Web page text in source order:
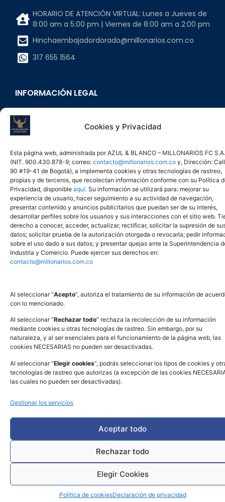
Cookies y Privacidad
Esta página web, administrada por AZUL & BLANCO – MILLONARIOS FC S.A.
(NIT. 900.430.878-9; correo: contacto@millonarios.com.co y, Dirección:
90 #19-41 de Bogotá), a implementa cookies y otras tecnologías de rastreo,
propias y de terceros, que recolectan información conforme con su Política
Privacidad, disponible aquí. Su información se utilizará para: mejorar su
experiencia de usuario, hacer seguimiento a su actividad de navegación,
presentar contenido y anuncios publicitarios que puedan ser de su interés,
desarrollar perfiles sobre los usuarios y sus interacciones con el sitio web.
derecho a conocer, acceder, actualizar, rectificar, solicitar la supresión de
datos; solicitar prueba de la autorización otorgada o revocarla; pedir
sobre el uso dado a sus datos; y presentar quejas ante la Superintendencia
Industria y Comercio. Puede ejercer sus derechos en:
contacto@millonarios.com.co
Al seleccionar “Acepto”, autoriza el tratamiento de su información de
con lo mencionado.
Al seleccionar “Rechazar todo” rechaza la recolección de su información
mediante cookies u otras tecnologías de rastreo. Sin embargo, por su
naturaleza, y al ser esenciales para el funcionamiento de la página web, las
cookies NECESARIAS no pueden ser desactivadas.
Al seleccionar “Elegir cookies”, podrás seleccionar los tipos de cookies y
tecnologías de rastreo que autorizas (a excepción de las cookies
las cuales no pueden ser desactivadas).
Gestionar los servicios
Aceptar todo
Rechazar todo
Elegir Cookies
Política de cookiesDeclaración de privacidad
HORARIO DE ATENCIÓN VIRTUAL: Lunes a Jueves de
8:00 am a 5:00 pm | Viernes de 8:00 am a 2:00 pm
Hinchaembajadordorado@millonarios.com.co
317 655 1564
INFORMACIÓN LEGAL
AZUL & BLANCO MILLONARIOS FC S.A.
NIT 900430878-9
Calle 90 # 19-41 Ofc. 702 Bogotá, Colombia
www.sic.gov.co
Copyright © AZUL & BLANCO MILLONARIOS FC S.A. 2026. Todos los
derechos reservados - Powered by